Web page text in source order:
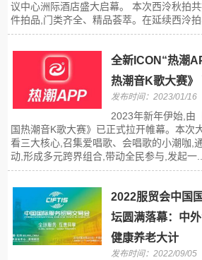
议中心洲际酒店盛大启幕。 本次西泠秋拍
件拍品,门类齐全、精品荟萃。在延续西泠拍
全新ICON“热潮
热潮音K歌大赛》
发布时间：2023/01/16
2023年新年伊始,由
国热潮音K歌大赛》已正式拉开帷幕。本次
看三大核心,召集爱唱歌、会唱歌的小潮咖,
动,形成多元跨界组合,带动全民参与,发起一...
2022服贸会中国
坛圆满落幕：中
健康养老大计
发布时间：2022/09/05